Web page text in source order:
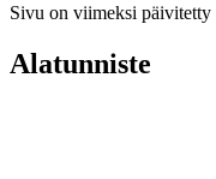
Sivu on viimeksi päivitetty
Alatunniste